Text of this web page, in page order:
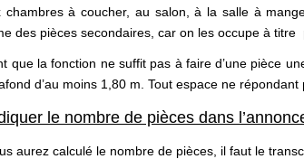
chambres à coucher, au salon, à la salle à
des pièces secondaires, car on les occupe à
que la fonction ne suffit pas à faire d’une pièce
d’au moins 1,80 m. Tout espace ne
le nombre de pièces dans
aurez calculé le nombre de pièces, il faut le